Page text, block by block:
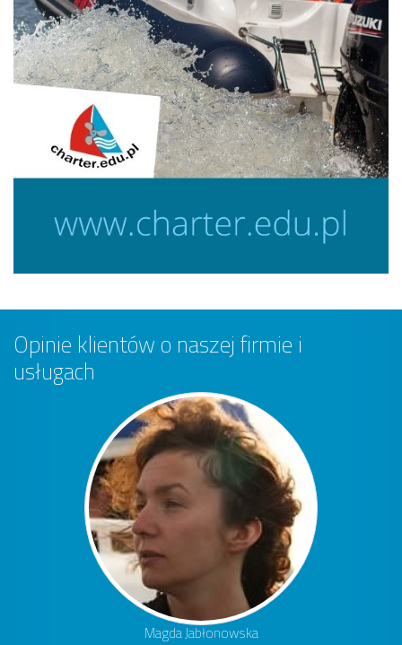
Opinie klientów o naszej firmie i
usługach
Magda Jabłonowska